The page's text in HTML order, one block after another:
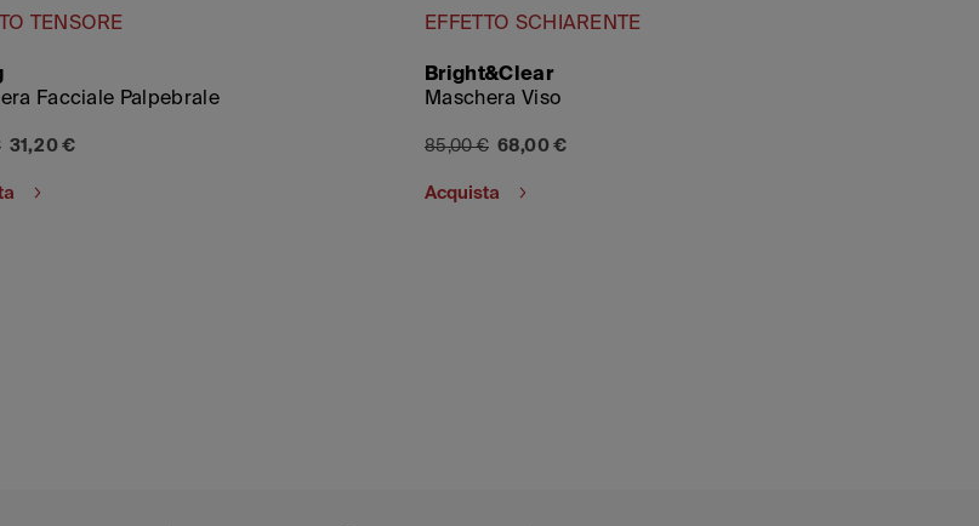
TENSORE
Facciale Palpebrale
31,20 €
EFFETTO SCHIARENTE
Bright&Clear
Maschera Viso
85,00 € 68,00 €
Acquista